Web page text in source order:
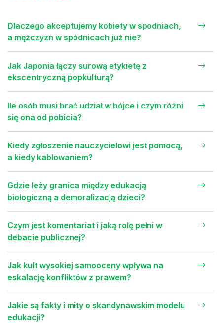
Dlaczego akceptujemy kobiety w spodniach,
a mężczyzn w spódnicach już nie?
Jak Japonia łączy surową etykietę z
ekscentryczną popkulturą?
Ile osób musi brać udział w bójce i czym różni
się ona od pobicia?
Kiedy zgłoszenie nauczycielowi jest pomocą,
a kiedy kablowaniem?
Gdzie leży granica między edukacją
biologiczną a demoralizacją dzieci?
Czym jest komentariat i jaką rolę pełni w
debacie publicznej?
Jak kult wysokiej samooceny wpływa na
eskalację konfliktów z prawem?
Jakie są fakty i mity o skandynawskim modelu
edukacji?